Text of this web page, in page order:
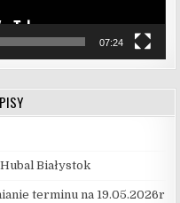
07:24
Białystok
terminu na 19.05.2026r